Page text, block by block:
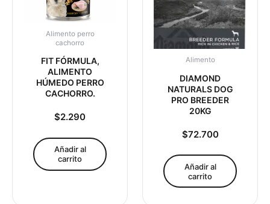
Alimento perro
cachorro
FIT FÓRMULA,
ALIMENTO
HÚMEDO PERRO
CACHORRO.
$2.290
Añadir al
carrito
Alimento
DIAMOND
NATURALS DOG
PRO BREEDER
20KG
$72.700
Añadir al
carrito